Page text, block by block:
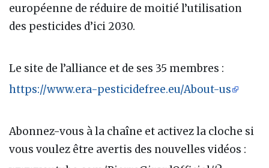
européenne de réduire de moitié l’utilisation
des pesticides d’ici 2030.
Le site de l’alliance et de ses 35 membres :
https://www.era-pesticidefree.eu/About-us
Abonnez-vous à la chaîne et activez la cloche si
vous voulez être avertis des nouvelles vidéos :